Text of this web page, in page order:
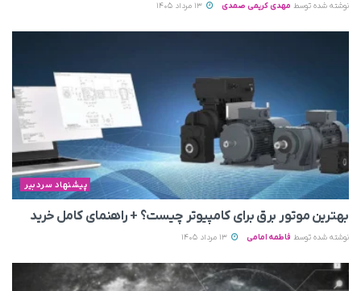
نوشته شده توسط مهدی کریمی صمدی
پیشنهاد سردبیر
بهترین موتور برق برای کامپیوتر چیست؟ + راهنمای کامل خرید
نوشته شده توسط فاطمه امامی